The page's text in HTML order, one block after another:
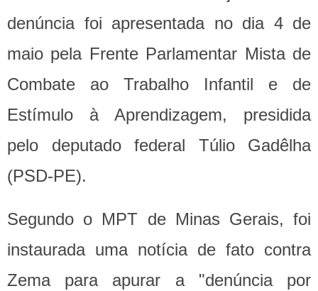
denúncia foi apresentada no dia 4 de
maio pela Frente Parlamentar Mista de
Combate ao Trabalho Infantil e de
Estímulo à Aprendizagem, presidida
pelo deputado federal Túlio Gadêlha
(PSD-PE).
Segundo o MPT de Minas Gerais, foi
instaurada uma notícia de fato contra
Zema para apurar a "denúncia por